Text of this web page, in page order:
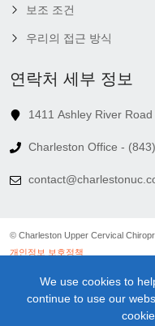
보조 조건
우리의 접근 방식
연락처 세부 정보
1411 Ashley River
Charleston Office -
© Charleston Upper Cervical
개인정보 보호정책
연결 정책
이용 약관
We use cookies to
continue to use our